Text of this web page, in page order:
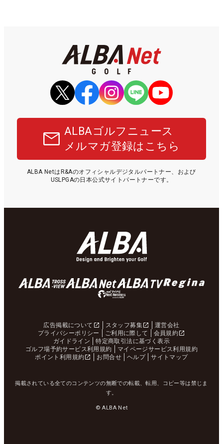
ALBAゴルフニュース
メルマガ登録はこちら
ALBA NetはR&Aのオフィシャルデジタルパートナー、および
USLPGAの日本公式サイトパートナーです。
広告掲載について スタッフ募集
運営会社
プライバシーポリシー
ご利用に際して
会員規約
ガイドライン
特定商取引法に基づく表示
ゴルフ場予約サービス利用規約
マイページサービス利用規約
ポイント利用規約
お問合せ ヘルプ サイトマップ
掲載されている全てのコンテンツの無断での転載、転用、コピー等は禁じま
す。
© ALBA Net